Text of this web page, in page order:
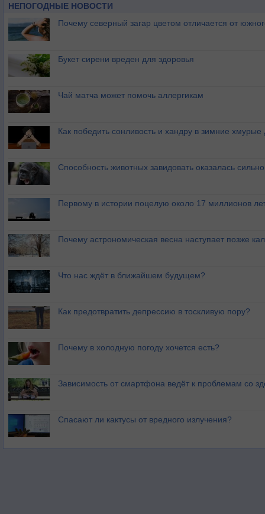
НЕПОГОДНЫЕ НОВОСТИ
Почему северный загар цветом отличается от
Букет сирени вреден для здоровья
Чай матча может помочь аллергикам
Как победить сонливость и хандру в зимние хмурые
Способность животных завидовать оказалась
Первому в истории поцелую около 17 миллионов
Почему астрономическая весна наступает позже
Что нас ждёт в ближайшем будущем?
Как предотвратить депрессию в тоскливую пору?
Почему в холодную погоду хочется есть?
Зависимость от смартфона ведёт к проблемам со
Спасают ли кактусы от вредного излучения?